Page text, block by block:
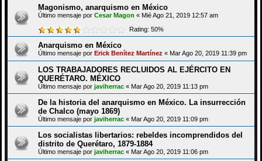
Magonismo, anarquismo en México
Último mensaje por Cesar Magon « Mié Ago 21, 2019 12:57 am
Rating: 50%
Anarquismo en México
Último mensaje por Erick Benítez Martínez « Mar Ago 20, 2019 11:39 pm
LOS TRABAJADORES RECLUIDOS AL EJÉRCITO EN
QUERÉTARO. MÉXICO
Último mensaje por javiherrac « Mar Ago 20, 2019 11:13 pm
De la historia del anarquismo en México. La insurrección
de Chalco (mayo 1869)
Último mensaje por javiherrac « Mar Ago 20, 2019 11:09 pm
Los socialistas libertarios: rebeldes incomprendidos del
distrito de Querétaro, 1879-1884
Último mensaje por javiherrac « Mar Ago 20, 2019 11:06 pm